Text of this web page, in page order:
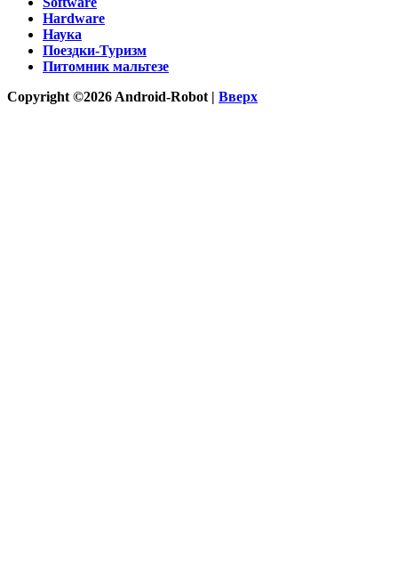
Hardware
Наука
Поездки-Туризм
Питомник мальтезе
Copyright ©2026 Android-Robot | Вверх